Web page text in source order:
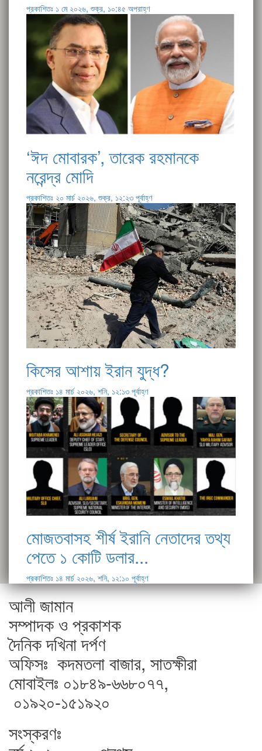
প্রকাশিতঃ ১ মে ২০২৬, শুক্র, ১০:৪৫ অপরাহ্ণ
‘ঈদ মোবারক’, তারেক রহমানকে
নরেন্দ্র মোদি
প্রকাশিতঃ ২০ মার্চ ২০২৬, শুক্র, ১২:২৩ পূর্বাহ্ণ
কিসের আশায় ইরান যুদ্ধ?
প্রকাশিতঃ ১৪ মার্চ ২০২৬, শনি, ১২:১৩ পূর্বাহ্ণ
মোজতবাসহ শীর্ষ ইরানি নেতাদের তথ্য
পেতে ১ কোটি ডলার...
প্রকাশিতঃ ১৪ মার্চ ২০২৬, শনি, ১২:১০ পূর্বাহ্ণ
আলী জামান
সম্পাদক ও প্রকাশক
দৈনিক দখিনা দর্পণ
অফিসঃ কদমতলা বাজার, সাতক্ষীরা
মোবাইলঃ ০১৮৪৯-৬৬৮০৭৭,
০১৯২০-১৫১৯২০
সংস্করণঃ